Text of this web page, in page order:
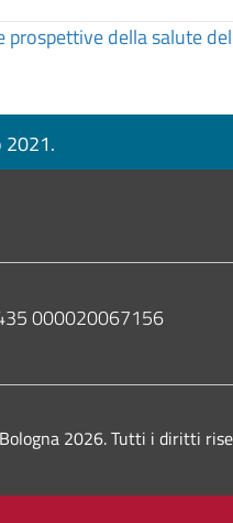
prospettive della salute
2021.
000020067156
2026. Tutti i diritti